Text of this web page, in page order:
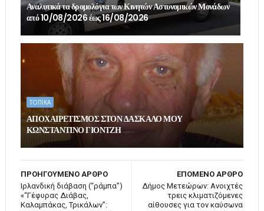
Αναλυτικά τα δρομολόγια των Κινητών Αστυνομικών Μονάδων
από 10/08/2026 έως 16/08/2026
ΤΟΠΙΚΑ
ΑΠΟΧΑΙΡΕΤΙΣΜΟΣ ΣΤΟΝ ΔΑΣΚΑΛΟ ΜΟΥ
ΚΩΝΣΤΑΝΤΙΝΟ ΓΙΟΝΤΖΗ
ΕΠΟΜΕΝΟ ΑΡΘΡΟ
Δήμος Μετεώρων: Ανοιχτές
τρεις κλιματιζόμενες
αίθουσες για τον καύσωνα
ΠΡΟΗΓΟΥΜΕΝΟ ΑΡΘΡΟ
Ιρλανδική διάβαση (“ράμπα”)
«“Γέφυρας Διάβας,
Καλαμπάκας, Τρικάλων”: